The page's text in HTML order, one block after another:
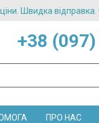
ціни. Швидка
+38
ПРО НАС